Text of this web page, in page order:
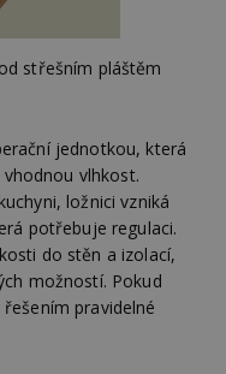
střešním pláštěm
jednotkou, která
vlhkost.
ložnici vzniká
potřebuje regulaci.
do stěn a izolací,
možností. Pokud
pravidelné